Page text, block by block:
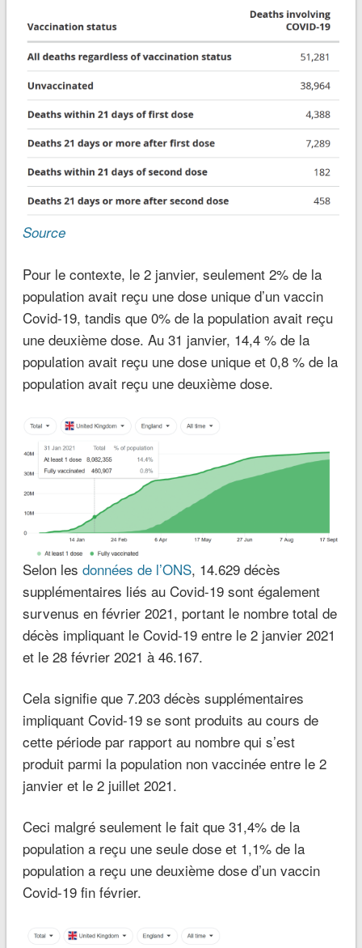
Source
Pour le contexte, le 2 janvier, seulement 2% de la
population avait reçu une dose unique d’un vaccin
Covid-19, tandis que 0% de la population avait reçu
une deuxième dose. Au 31 janvier, 14,4 % de la
population avait reçu une dose unique et 0,8 % de la
population avait reçu une deuxième dose.
Selon les données de l’ONS, 14.629 décès
supplémentaires liés au Covid-19 sont également
survenus en février 2021, portant le nombre total de
décès impliquant le Covid-19 entre le 2 janvier 2021
et le 28 février 2021 à 46.167.
Cela signifie que 7.203 décès supplémentaires
impliquant Covid-19 se sont produits au cours de
cette période par rapport au nombre qui s’est
produit parmi la population non vaccinée entre le 2
janvier et le 2 juillet 2021.
Ceci malgré seulement le fait que 31,4% de la
population a reçu une seule dose et 1,1% de la
population a reçu une deuxième dose d’un vaccin
Covid-19 fin février.